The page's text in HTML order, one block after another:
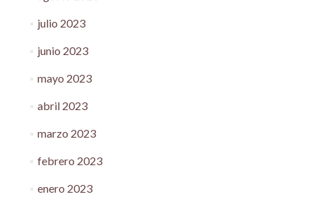
julio 2023
junio 2023
mayo 2023
abril 2023
marzo 2023
febrero 2023
enero 2023